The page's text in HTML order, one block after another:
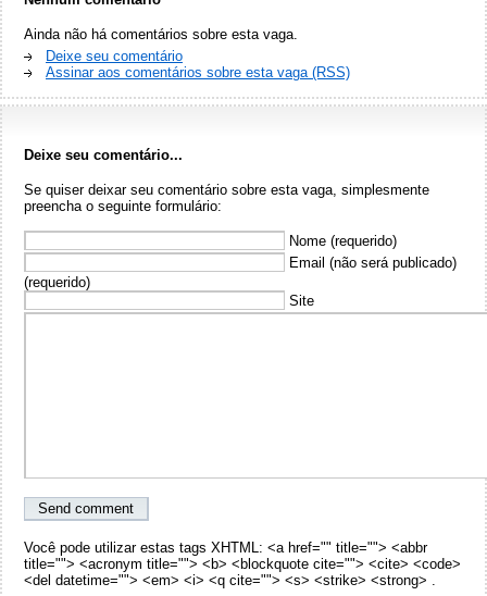
Ainda não há comentários sobre esta vaga.
Deixe seu comentário
Assinar aos comentários sobre esta vaga (RSS)
Deixe seu comentário...
Se quiser deixar seu comentário sobre esta vaga, simplesmente
preencha o seguinte formulário:
Nome (requerido)
Email (não será publicado)
(requerido)
Site
Você pode utilizar estas tags XHTML: <a href="" title=""> <abbr
title=""> <acronym title=""> <b> <blockquote cite=""> <cite> <code>
<del datetime=""> <em> <i> <q cite=""> <s> <strike> <strong> .